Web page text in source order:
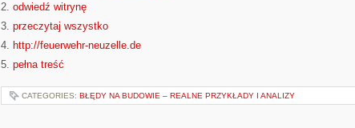
2. odwiedź witrynę
3. przeczytaj wszystko
4. http://feuerwehr-neuzelle.de
5. pełna treść
CATEGORIES: BŁĘDY NA BUDOWIE – REALNE PRZYKŁADY I ANALIZY